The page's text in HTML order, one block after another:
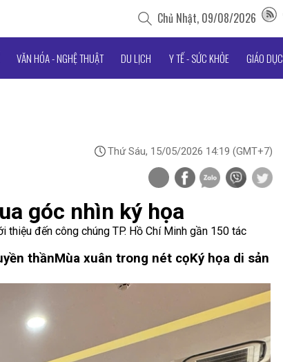
Chủ Nhật, 09/08/2026
VĂN HÓA - NGHỆ THUẬT DU LỊCH Y TẾ - SỨC KHỎE GIÁO DỤC
Thứ Sáu, 15/05/2026 14:19 (GMT+7)
góc nhìn ký họa
thiệu đến công chúng TP. Hồ Chí Minh gần 150 tác
thầnMùa xuân trong nét cọKý họa di sản